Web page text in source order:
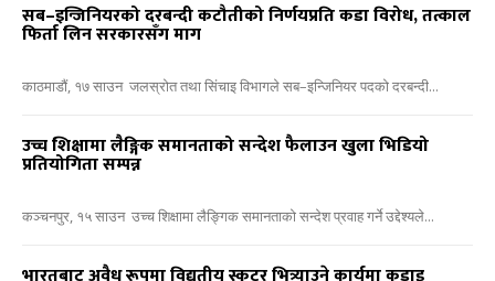
सब–इन्जिनियरको दरबन्दी कटौतीको निर्णयप्रति कडा विरोध, तत्काल
फिर्ता लिन सरकारसँग माग
काठमाडौं, १७ साउन जलस्रोत तथा सिंचाइ विभागले सब–इन्जिनियर पदको दरबन्दी...
उच्च शिक्षामा लैङ्गिक समानताको सन्देश फैलाउन खुला भिडियो
प्रतियोगिता सम्पन्न
कञ्चनपुर, १५ साउन उच्च शिक्षामा लैङ्गिक समानताको सन्देश प्रवाह गर्ने उद्देश्यले...